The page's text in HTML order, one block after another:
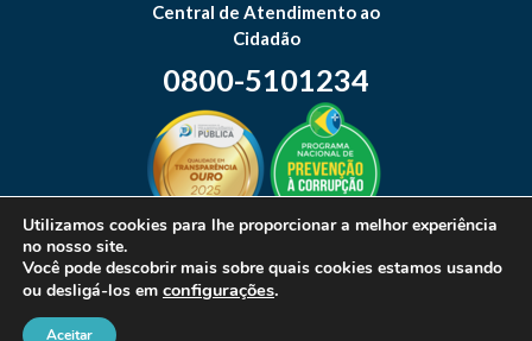
Central de Atendimento ao
Cidadão
0800-5101234
Utilizamos cookies para lhe proporcionar a melhor experiência
no nosso site.
Você pode descobrir mais sobre quais cookies estamos usando
ou desligá-los em configurações.
Aceitar